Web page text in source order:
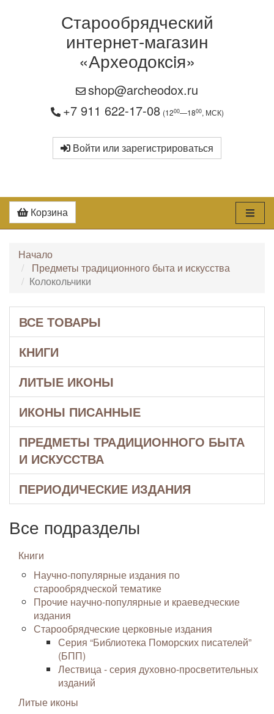
Старообрядческий
интернет-магазин
«Археодоксiя»
shop@archeodox.ru
+7 911 622-17-08 (1200—1800, МСК)
Войти или зарегистрироваться
Корзина
Начало
Предметы традиционного быта и искусства
Колокольчики
ВСЕ ТОВАРЫ
КНИГИ
ЛИТЫЕ ИКОНЫ
ИКОНЫ ПИСАННЫЕ
ПРЕДМЕТЫ ТРАДИЦИОННОГО БЫТА
И ИСКУССТВА
ПЕРИОДИЧЕСКИЕ ИЗДАНИЯ
Все подразделы
Книги
Научно-популярные издания по
старообрядческой тематике
Прочие научно-популярные и краеведческие
издания
Старообрядческие церковные издания
Серия “Библиотека Поморских писателей”
(БПП)
Лествица - серия духовно-просветительных
изданий
Литые иконы